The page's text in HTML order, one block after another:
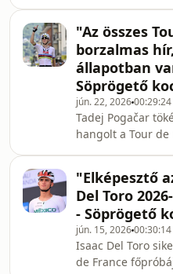
mezőnye
az UAE továbbra
Székely Dávid és
beszélgetett az
különös tekintettel
lehengerlő
az első
egyértelműen
miközben Tadej
bizonyította,
egyik le
"Az összes
borzalmas
állapotban
Söprögető
jún. 22, 202600:29:24
Tadej Pogačar
hangolt a Tour de
legutóbbi
Várhegyi
szlovén versenyző
teljesítményéről,
Lenny Martinez, a
versenyzője is, aki
"Elképesztő
Del Toro
- Söprögető
jún. 15, 202600:30:14
Isaac Del Toro
de France